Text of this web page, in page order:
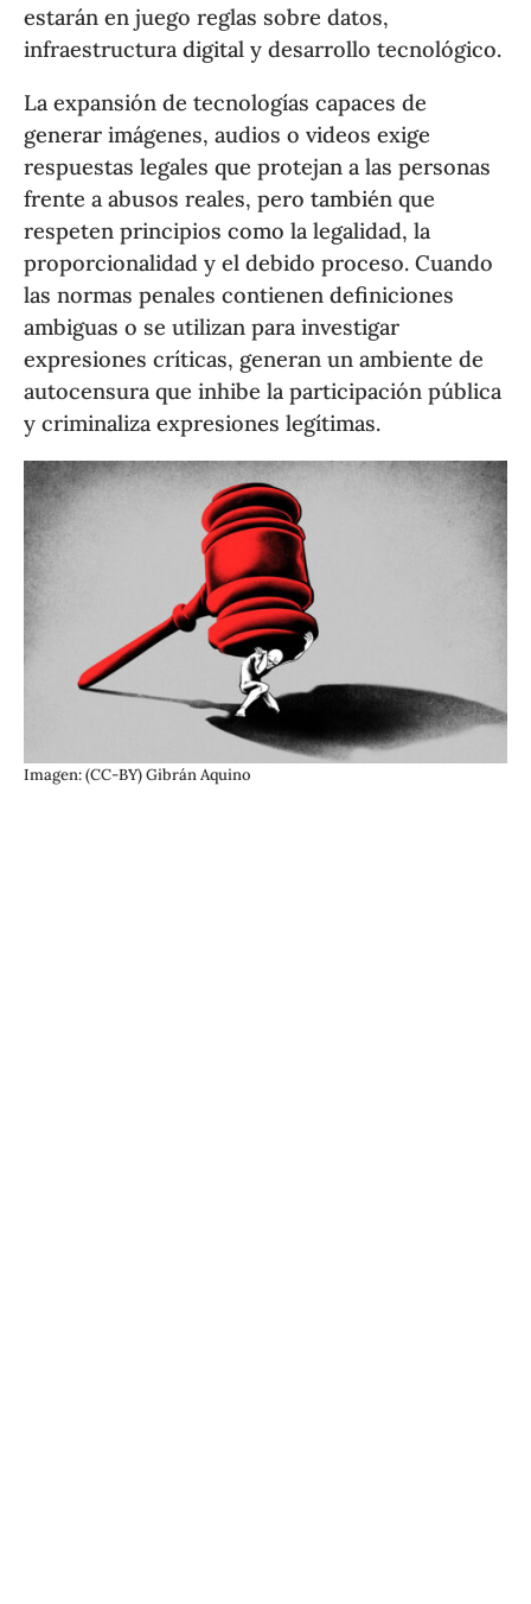
estarán en juego reglas sobre datos,
infraestructura digital y desarrollo tecnológico.
La expansión de tecnologías capaces de
generar imágenes, audios o videos exige
respuestas legales que protejan a las personas
frente a abusos reales, pero también que
respeten principios como la legalidad, la
proporcionalidad y el debido proceso. Cuando
las normas penales contienen definiciones
ambiguas o se utilizan para investigar
expresiones críticas, generan un ambiente de
autocensura que inhibe la participación pública
y criminaliza expresiones legítimas.
Imagen: (CC-BY) Gibrán Aquino